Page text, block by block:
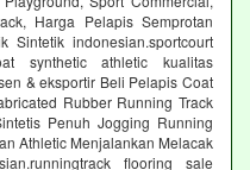
Harga Pelapis Semprotan
Sintetik indonesian.sportcourt
synthetic athletic kualitas
& eksportir Beli Pelapis Coat
Rubber Running Track
Penuh Jogging Running
Athletic Menjalankan Melacak
flooring sale